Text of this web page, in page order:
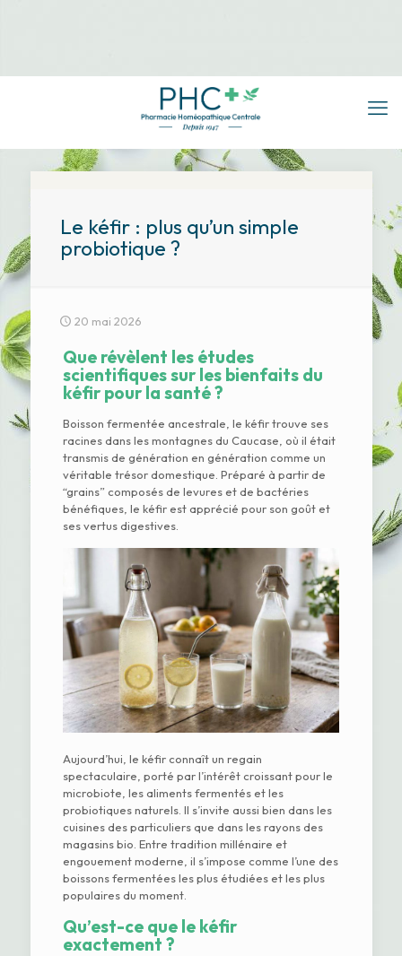
Le kéfir : plus qu’un simple
probiotique ?
20 mai 2026
Que révèlent les études
scientifiques sur les bienfaits du
kéfir pour la santé ?
Boisson fermentée ancestrale, le kéfir trouve ses
racines dans les montagnes du Caucase, où il était
transmis de génération en génération comme un
véritable trésor domestique. Préparé à partir de
“grains” composés de levures et de bactéries
bénéfiques, le kéfir est apprécié pour son goût et
ses vertus digestives.
Aujourd’hui, le kéfir connaît un regain
spectaculaire, porté par l’intérêt croissant pour le
microbiote, les aliments fermentés et les
probiotiques naturels. Il s’invite aussi bien dans les
cuisines des particuliers que dans les rayons des
magasins bio. Entre tradition millénaire et
engouement moderne, il s’impose comme l’une des
boissons fermentées les plus étudiées et les plus
populaires du moment.
Qu’est-ce que le kéfir
exactement ?